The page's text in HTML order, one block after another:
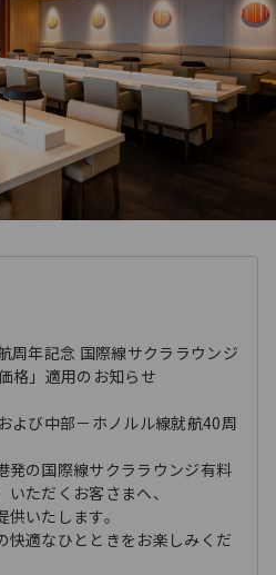
周年記念 国際線サクララウンジ
格」適用のお知らせ
よび中部－ホノルル線就航40周
発の国際線サクララウンジ有料
ただくお客さまへ、
いたします。
快適なひとときをお楽しみくだ